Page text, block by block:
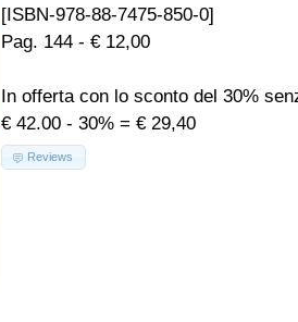
[ISBN-978-88-7475-850-0]
Pag. 144 - € 12,00
In offerta con lo sconto del 30%
€ 42.00 - 30% = € 29,40
Reviews